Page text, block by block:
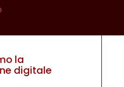
la
digitale